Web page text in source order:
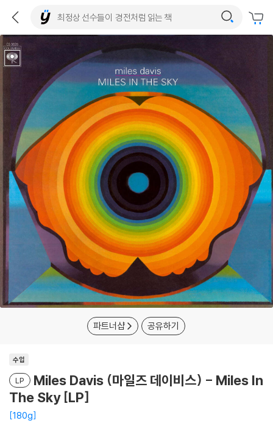
파트너샵 공유하기
수입
LP
Miles Davis (마일즈 데이비스) - Miles In
The Sky [LP]
180g